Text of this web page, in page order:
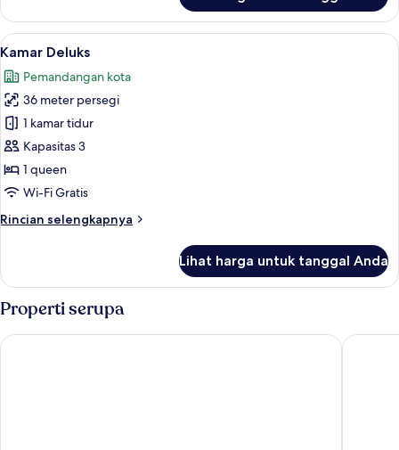
Kamar
Deluks
Lihat
semua
foto
untuk
Kamar
Deluks
Kamar Deluks | Seprai premium,
7
Kamar Deluks
Pemandangan kota
36 meter persegi
1 kamar tidur
Kapasitas 3
1 queen
Wi-Fi Gratis
Rincian selengkapnya
Rincian
Kamar
Deluks
Lihat harga untuk tanggal Anda
Properti serupa
The Kunlun Jing An